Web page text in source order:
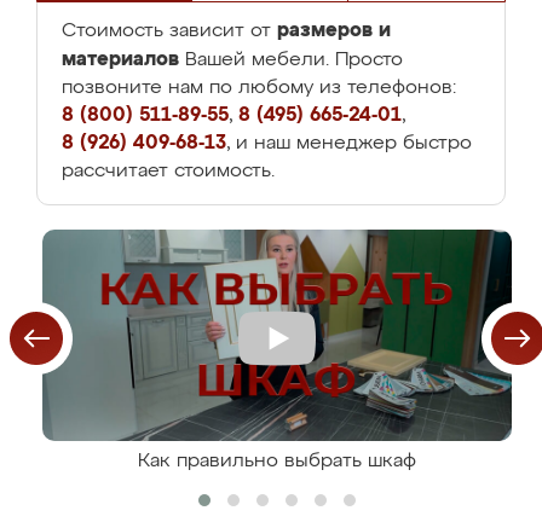
Стоимость зависит от размеров и
материалов Вашей мебели. Просто
позвоните нам по любому из телефонов:
8 (800) 511-89-55, 8 (495) 665-24-01,
8 (926) 409-68-13, и наш менеджер быстро
рассчитает стоимость.
Как правильно выбрать шкаф